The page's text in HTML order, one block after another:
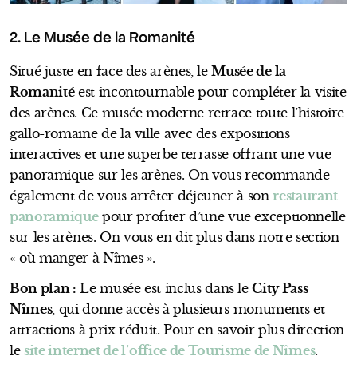
2. Le Musée de la Romanité
Situé juste en face des arènes, leMusée de la
Romanitéest incontournable pour compléter la visite
des arènes. Ce musée moderne retrace toute l’histoire
gallo-romaine de la ville avec des expositions
interactives et une superbe terrasse offrant une vue
panoramique sur les arènes. On vous recommande
également de vous arrêter déjeuner à sonrestaurant
panoramiquepour profiter d’une vue exceptionnelle
sur les arènes. On vous en dit plus dans notre section
« où manger à Nîmes ».
Bon plan : Le musée est inclus dans leCity Pass
Nîmes, qui donne accès à plusieurs monuments et
attractions à prix réduit. Pour en savoir plus direction
le site internet de l’office de Tourisme de Nîmes.